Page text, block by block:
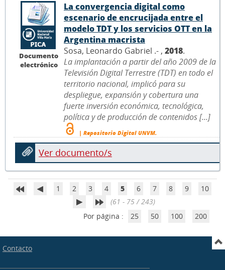
Documento
electrónico
La convergencia digital como
escenario de encrucijada entre el
modelo TDT y los servicios OTT en la
Argentina macrista
Sosa, Leonardo Gabriel .- , 2018.
La implantación a partir del año 2009 de la
Televisión Digital Terrestre (TDT) en todo el
territorio nacional, implicó para su
despliegue, expansión y cobertura una
fuerte inversión económica, tecnológica,
política y de producción de contenidos [...]
| Repositorio Digital UNVM.
Ver documento/s
1 2 3 4 5 6 7 8 9
10
(61 - 75 / 243)
Por página :
25 50 100 200
Contacto